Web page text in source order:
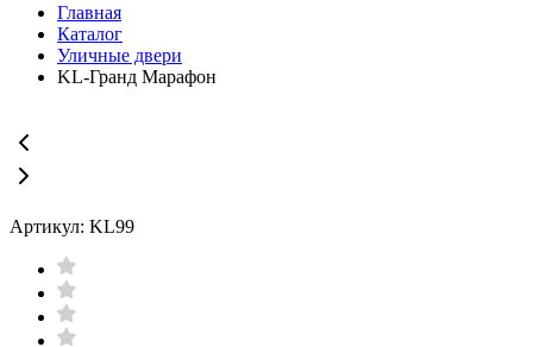
Главная
Каталог
Уличные двери
KL-Гранд Марафон
Артикул: KL99